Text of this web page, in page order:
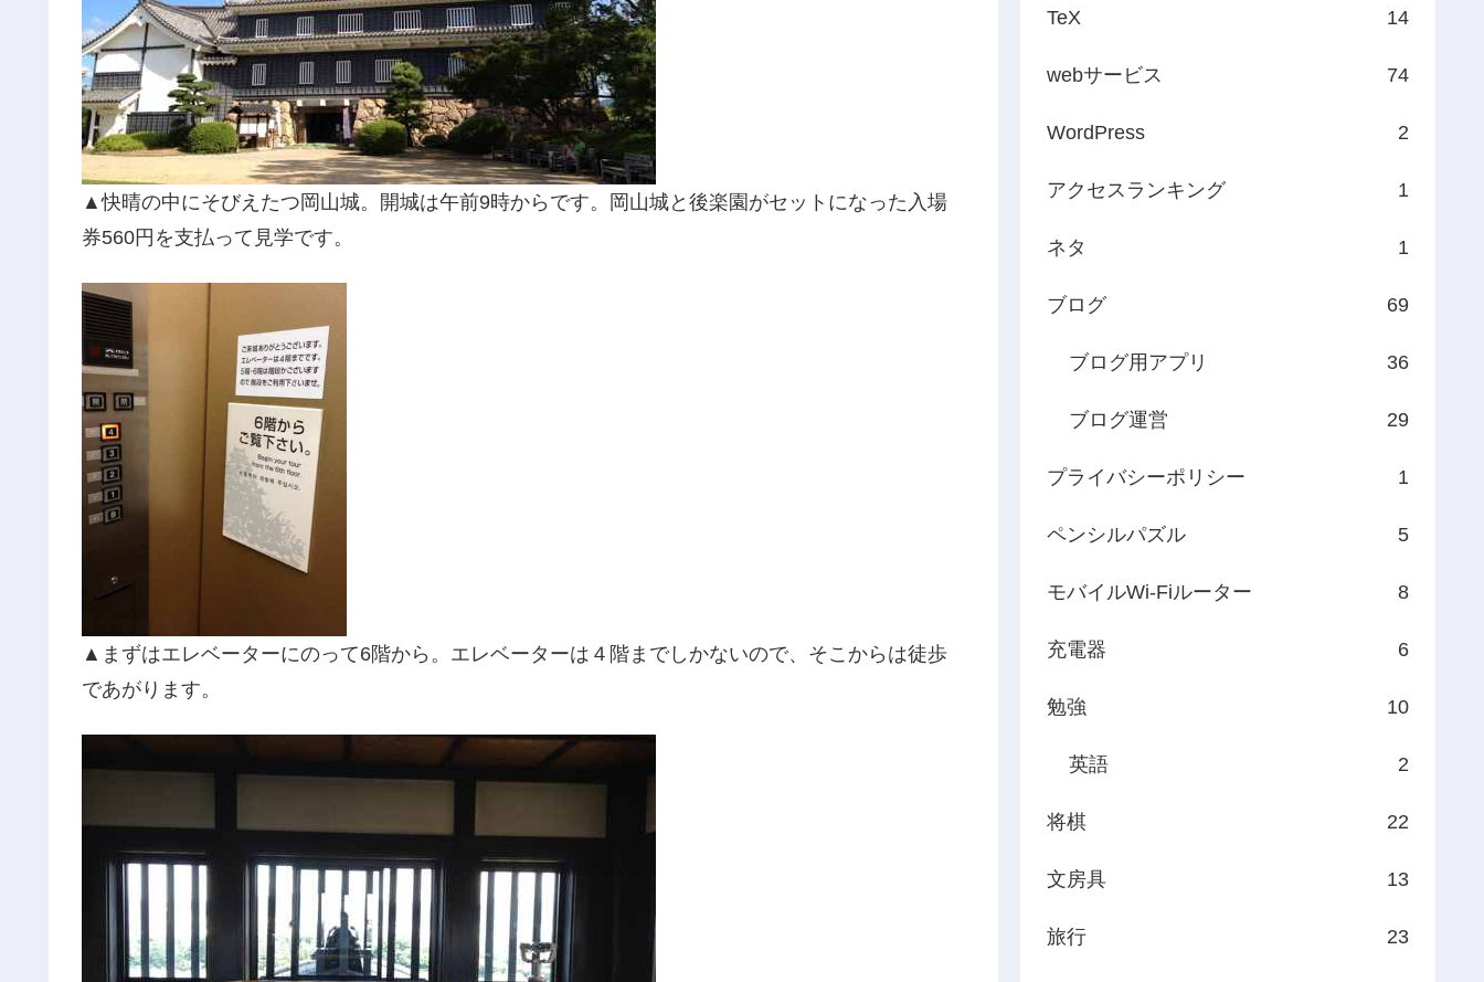
▲快晴の中にそびえたつ岡山城。開城は午前9時からです。岡山城と後楽園がセットになった入場
券560円を支払って見学です。
▲まずはエレベーターにのって6階から。エレベーターは４階までしかないので、そこからは徒歩
であがります。
TeX 14
webサービス 74
WordPress 2
アクセスランキング 1
ネタ 1
ブログ 69
ブログ用アプリ 36
ブログ運営 29
プライバシーポリシー 1
ペンシルパズル 5
モバイルWi-Fiルーター 8
充電器 6
勉強 10
英語 2
将棋 22
文房具 13
旅行 23